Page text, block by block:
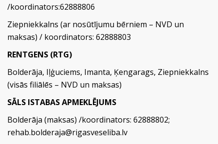
/koordinators:62888806
Ziepniekkalns (ar nosūtījumu bērniem – NVD un
maksas) / koordinators: 62888803
RENTGENS (RTG)
Bolderāja, Iļģuciems, Imanta, Ķengarags, Ziepniekkalns
(visās filiālēs – NVD un maksas)
SĀLS ISTABAS APMEKLĒJUMS
Bolderāja (maksas) /koordinators: 62888802;
rehab.bolderaja@rigasveseliba.lv